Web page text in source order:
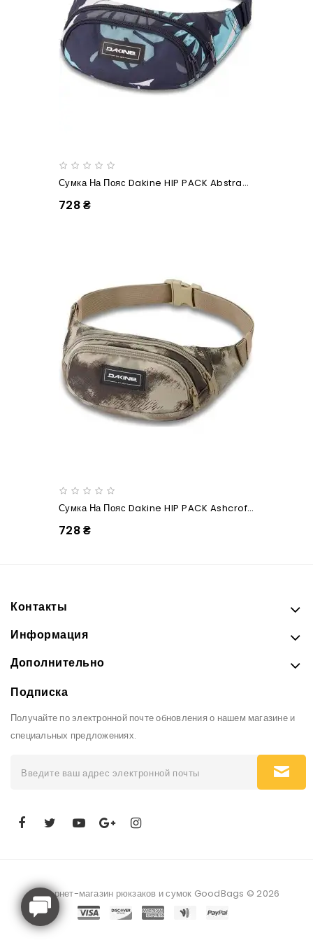
Сумка На Пояс Dakine HIP PACK Abstract Palm
728 ₴
Сумка На Пояс Dakine HIP PACK Ashcroft Camo
728 ₴
Контакты
Информация
Дополнительно
Подписка
Получайте по электронной почте обновления о нашем магазине и
специальных предложениях.
Интернет-магазин рюкзаков и сумок GoodBags © 2026